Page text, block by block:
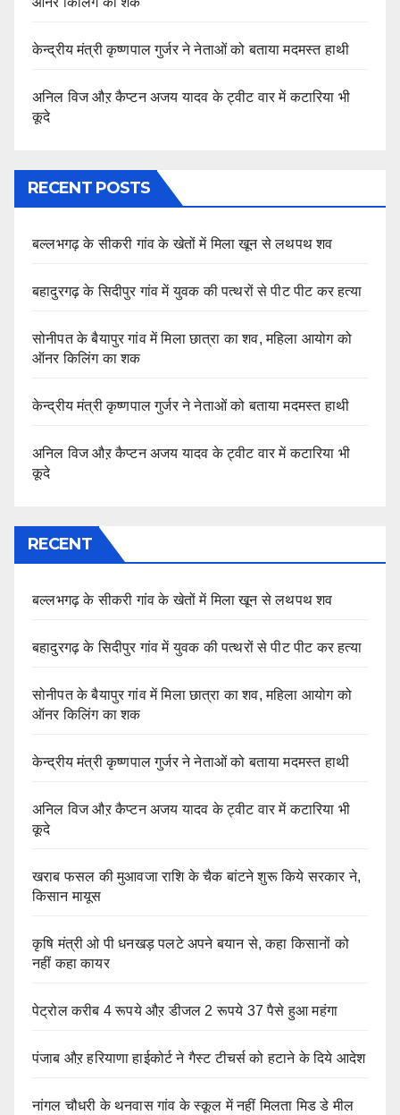
केन्द्रीय मंत्री कृष्णपाल गुर्जर ने नेताओं को बताया मदमस्त हाथी
अनिल विज औऱ कैप्टन अजय यादव के ट्वीट वार में कटारिया भी
कूदे
RECENT POSTS
बल्लभगढ़ के सीकरी गांव के खेतों में मिला खून से लथपथ शव
बहादुरगढ़ के सिदीपुर गांव में युवक की पत्थरों से पीट पीट कर हत्या
सोनीपत के बैयापुर गांव में मिला छात्रा का शव, महिला आयोग को
ऑनर किलिंग का शक
केन्द्रीय मंत्री कृष्णपाल गुर्जर ने नेताओं को बताया मदमस्त हाथी
अनिल विज औऱ कैप्टन अजय यादव के ट्वीट वार में कटारिया भी
कूदे
RECENT
बल्लभगढ़ के सीकरी गांव के खेतों में मिला खून से लथपथ शव
बहादुरगढ़ के सिदीपुर गांव में युवक की पत्थरों से पीट पीट कर हत्या
सोनीपत के बैयापुर गांव में मिला छात्रा का शव, महिला आयोग को
ऑनर किलिंग का शक
केन्द्रीय मंत्री कृष्णपाल गुर्जर ने नेताओं को बताया मदमस्त हाथी
अनिल विज औऱ कैप्टन अजय यादव के ट्वीट वार में कटारिया भी
कूदे
खराब फसल की मुआवजा राशि के चैक बांटने शुरू किये सरकार ने,
किसान मायूस
कृषि मंत्री ओ पी धनखड़ पलटे अपने बयान से, कहा किसानों को
नहीं कहा कायर
पेट्रोल करीब 4 रूपये औऱ डीजल 2 रूपये 37 पैसे हुआ महंगा
पंजाब औऱ हरियाणा हाईकोर्ट ने गैस्ट टीचर्स को हटाने के दिये आदेश
नांगल चौधरी के थनवास गांव के स्कूल में नहीं मिलता मिड डे मील